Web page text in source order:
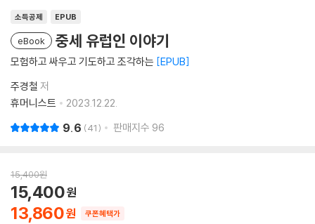
소득공제 EPUB
eBook 중세 유럽인 이야기
모험하고 싸우고 기도하고 조각하는 EPUB
주경철 저
휴머니스트
2023.12.22.
9.6 41 판매지수 96
15,400원
13,860
15,400
쿠폰혜택가